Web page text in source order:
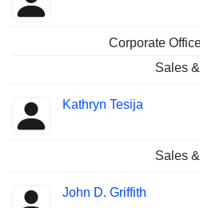
Corporate
Sales
Kathryn Tesija
Sales
John D. Griffith